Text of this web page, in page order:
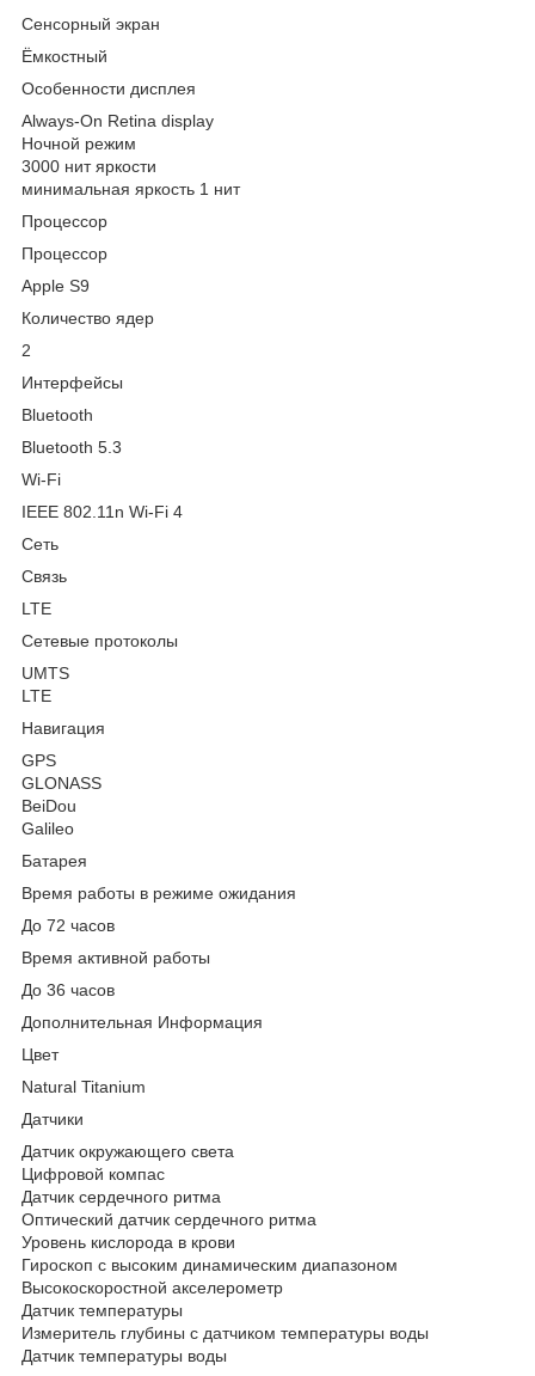
Сенсорный экран
Ёмкостный
Особенности дисплея
Always-On Retina display
Ночной режим
3000 нит яркости
минимальная яркость 1 нит
Процессор
Процессор
Apple S9
Количество ядер
2
Интерфейсы
Bluetooth
Bluetooth 5.3
Wi-Fi
IEEE 802.11n Wi-Fi 4
Сеть
Связь
LTE
Сетевые протоколы
UMTS
LTE
Навигация
GPS
GLONASS
BeiDou
Galileo
Батарея
Время работы в режиме ожидания
До 72 часов
Время активной работы
До 36 часов
Дополнительная Информация
Цвет
Natural Titanium
Датчики
Датчик окружающего света
Цифровой компас
Датчик сердечного ритма
Оптический датчик сердечного ритма
Уровень кислорода в крови
Гироскоп с высоким динамическим диапазоном
Высокоскоростной акселерометр
Датчик температуры
Измеритель глубины с датчиком температуры воды
Датчик температуры воды